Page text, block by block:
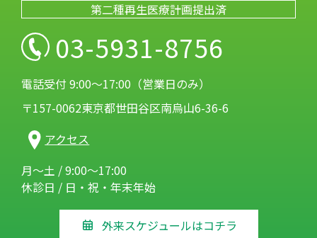
第二種再生医療計画提出済
03-5931-8756
電話受付 9:00～17:00（営業日のみ）
〒157-0062東京都世田谷区南烏山6-36-6
アクセス
月～土 / 9:00～17:00
休診日 / 日・祝・年末年始
外来スケジュールはコチラ